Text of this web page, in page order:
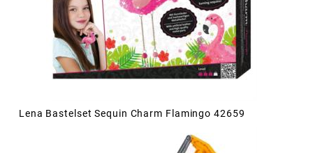
Lena Bastelset Sequin Charm Flamingo 42659